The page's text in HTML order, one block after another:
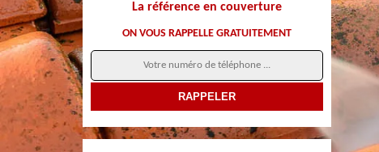
La référence en couverture
ON VOUS RAPPELLE GRATUITEMENT